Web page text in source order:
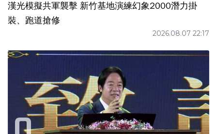
漢光模擬共軍襲擊 新竹基地演練幻象2000潛力掛
裝、跑道搶修
2026.08.07 22:17